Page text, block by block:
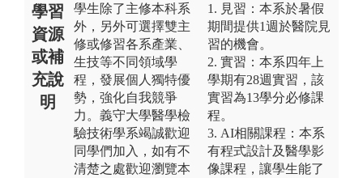
學習
資源
或補
充說
明
學生除了主修本科系
外，另外可選擇雙主
修或修習各系產業、
生技等不同領域學
程，發展個人獨特優
勢，強化自我競爭
力。義守大學醫學檢
驗技術學系竭誠歡迎
同學們加入，如有不
清楚之處歡迎瀏覽本
1. 見習：本系於暑假
期間提供1週於醫院見
習的機會。
2. 實習：本系四年上
學期有28週實習，該
實習為13學分必修課
程。
3. AI相關課程：本系
有程式設計及醫學影
像課程，讓學生能了